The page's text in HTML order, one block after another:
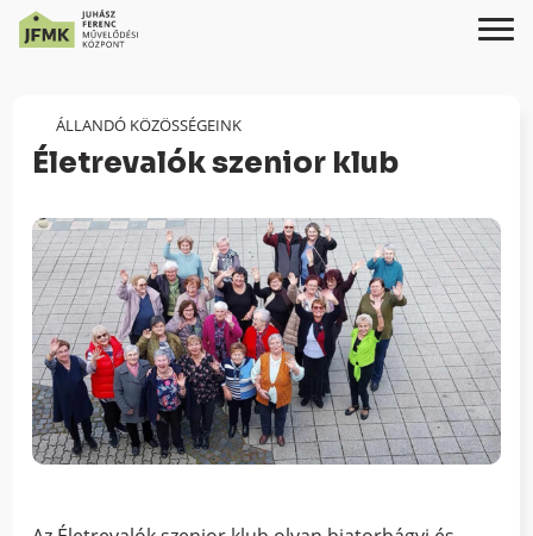
Content
navigációhozÁLLANDÓ KÖZÖSSÉGEINK
Életrevalók szenior klub